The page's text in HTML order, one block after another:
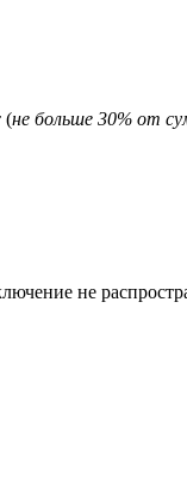
(не больше 30% от
не